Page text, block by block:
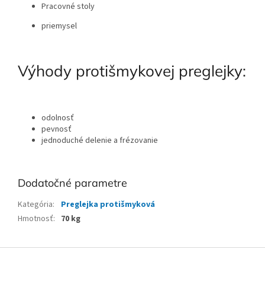
Pracovné stoly
priemysel
Výhody protišmykovej preglejky:
odolnosť
pevnosť
jednoduché delenie a frézovanie
Dodatočné parametre
Kategória:
Preglejka protišmyková
Hmotnosť: 70 kg
Z